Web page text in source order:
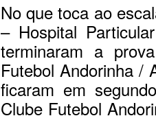
No que toca ao
– Hospital
terminaram a
Futebol Andorinha /
ficaram em
Clube Futebol